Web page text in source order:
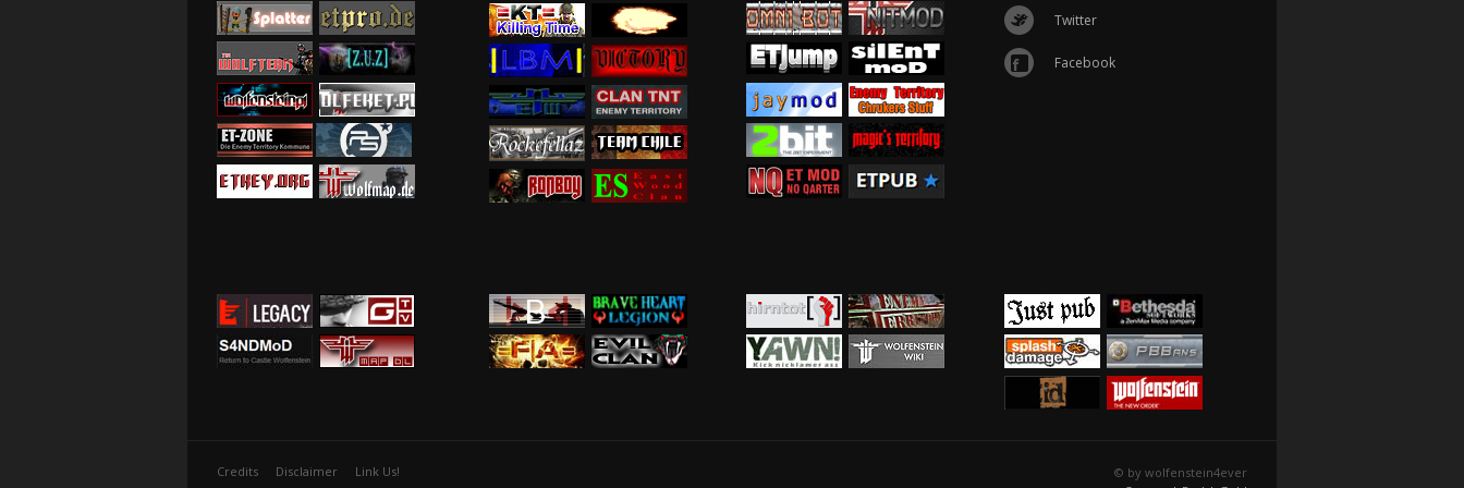
Twitter
Facebook
Credits Disclaimer Link Us!
© by wolfenstein4ever